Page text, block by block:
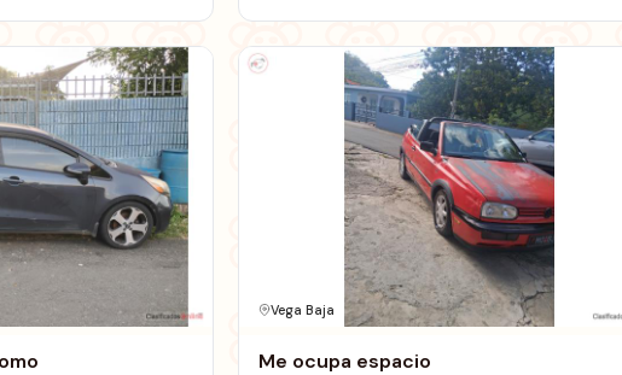
omo
Vega Baja
Me ocupa espacio